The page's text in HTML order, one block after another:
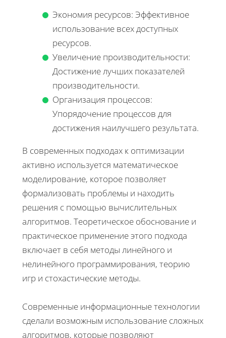
Экономия ресурсов: Эффективное
использование всех доступных
ресурсов.
Увеличение производительности:
Достижение лучших показателей
производительности.
Организация процессов:
Упорядочение процессов для
достижения наилучшего результата.
В современных подходах к оптимизации
активно используется математическое
моделирование, которое позволяет
формализовать проблемы и находить
решения с помощью вычислительных
алгоритмов. Теоретическое обоснование и
практическое применение этого подхода
включает в себя методы линейного и
нелинейного программирования, теорию
игр и стохастические методы.
Современные информационные технологии
сделали возможным использование сложных
алгоритмов, которые позволяют